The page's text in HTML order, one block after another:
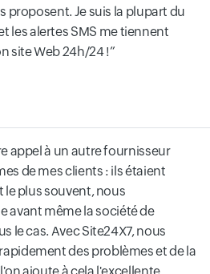
proposent. Je suis la plupart du
les alertes SMS me tiennent
site Web 24h/24 !
appel à un autre fournisseur
de mes clients : ils étaient
le plus souvent, nous
avant même la société de
le cas. Avec Site24X7, nous
des problèmes et de la